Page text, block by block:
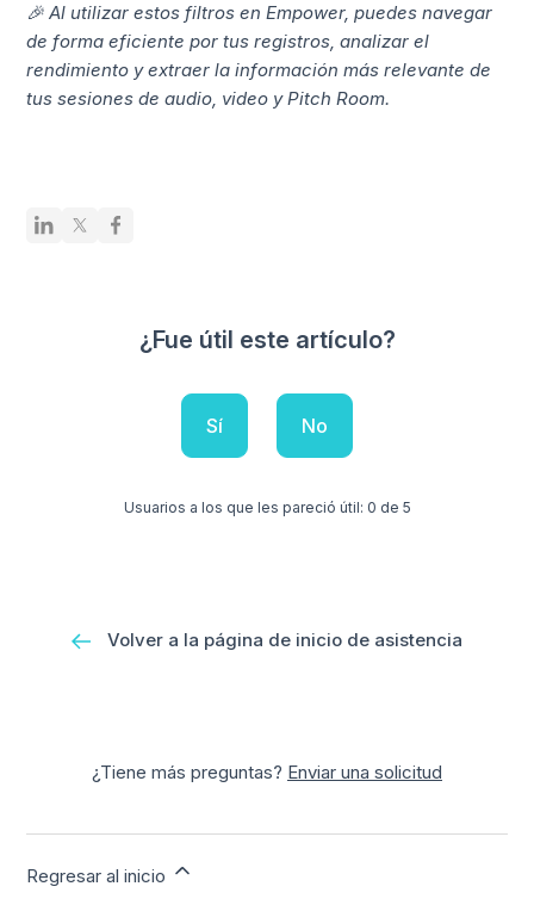
🎉 Al utilizar estos filtros en Empower, puedes navegar
de forma eficiente por tus registros, analizar el
rendimiento y extraer la información más relevante de
tus sesiones de audio, video y Pitch Room.
¿Fue útil este artículo?
Sí No
Usuarios a los que les pareció útil: 0 de 5
Volver a la página de inicio de asistencia
¿Tiene más preguntas? Enviar una solicitud
Regresar al inicio